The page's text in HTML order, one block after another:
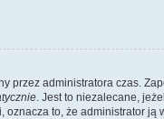
przez administratora czas.
. Jest to niezalecane,
to, że administrator ją